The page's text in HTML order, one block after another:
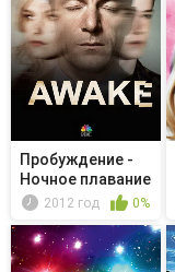
Пробуждение -
Ночное плавание
2012 год 0%